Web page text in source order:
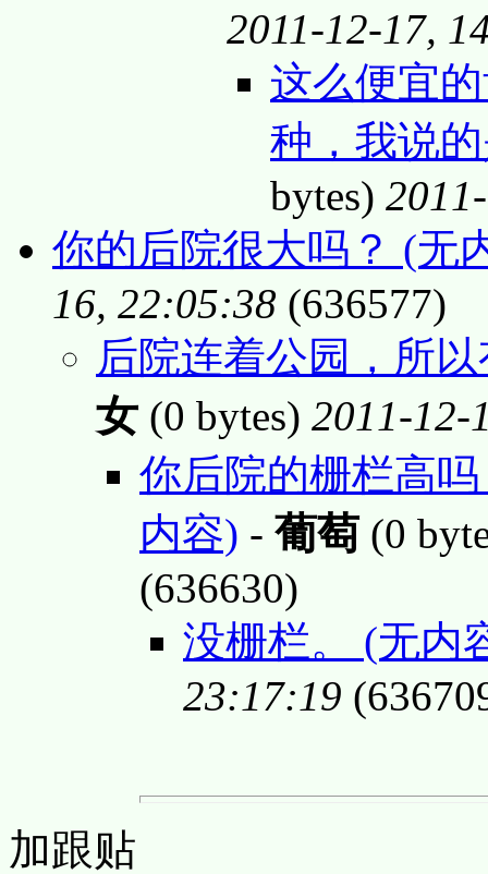
2011-12-17,
这么便宜
种，我说
bytes)
你的后院很大吗？ (无
16, 22:05:38 (636577)
后院连着公园，所
女 (0 bytes) 2011-12-
你后院的栅栏高
内容) - 葡萄(0
(636630)
没栅栏。 (无内
23:17:19
加跟贴